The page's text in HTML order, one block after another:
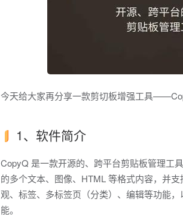
今天给大家再分享一款剪切板增强工具
1、软件简介
CopyQ 是一款开源的、跨平台剪贴板管理工
的多个文本、图像、HTML 等格式内容，并
观、标签、多标签页（分类）、编辑等功能
能。